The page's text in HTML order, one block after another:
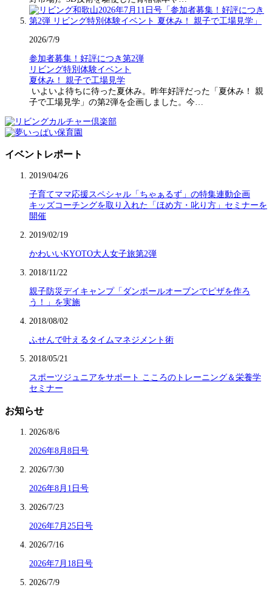
2026/7/9
参加者募集！好評につき第2弾
リビング特別体験イベント
夏休み！ 親子で工場見学
いよいよ待ちに待った夏休み。昨年好評だった「夏休み！ 親
子で工場見学」の第2弾を企画しました。今…
イベントレポート
2019/04/26
子育てママ応援スペシャル「ちゃぁるず」の特集連動企画
キッズコーチングを取り入れた「ほめ方・叱り方」セミナーを
開催
2019/02/19
かわいいKYOTO大人女子旅第2弾
2018/11/22
親子防災デイキャンプ「ダンボールオーブンでピザを作ろ
う！」を実施
2018/08/02
ふせんで叶えるタイムマネジメント術
2018/05/21
スポーツジュニアをサポート こころのトレーニング＆栄養学
セミナー
お知らせ
2026/8/6
2026年8月8日号
2026/7/30
2026年8月1日号
2026/7/23
2026年7月25日号
2026/7/16
2026年7月18日号
2026/7/9